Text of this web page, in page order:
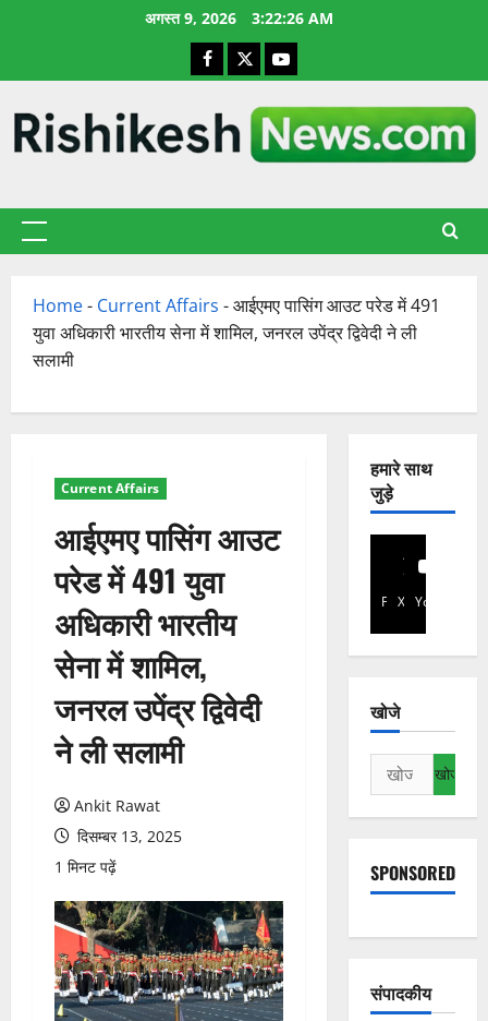
अगस्त 9, 2026 3:22:27 AM
Facebook
X YouTube
प्राथमिक
Home- Current Affairs -आईएमए पासिंग आउट परेड में 491
युवा अधिकारी भारतीय सेना में शामिल, जनरल उपेंद्र द्विवेदी ने ली
सलामी
Current Affairs
आईएमए पासिंग आउट
परेड में 491 युवा
अधिकारी भारतीय
सेना में शामिल,
जनरल उपेंद्र द्विवेदी
ने ली सलामी
Ankit Rawat
दिसम्बर 13, 2025
1 मिनट पढ़ें
हमारे साथ
जुड़े
Facebook
X YouTube
खोजे
निम्न
को
खोजें:
SPONSORED
संपादकीय